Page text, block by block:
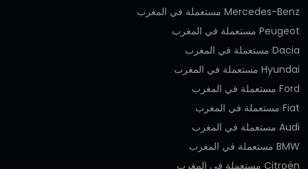
Mercedes-Benz مستعملة في المغرب
Peugeot مستعملة في المغرب
Dacia مستعملة في المغرب
Hyundai مستعملة في المغرب
Ford مستعملة في المغرب
Fiat مستعملة في المغرب
Audi مستعملة في المغرب
BMW مستعملة في المغرب
Citroën مستعملة في المغرب